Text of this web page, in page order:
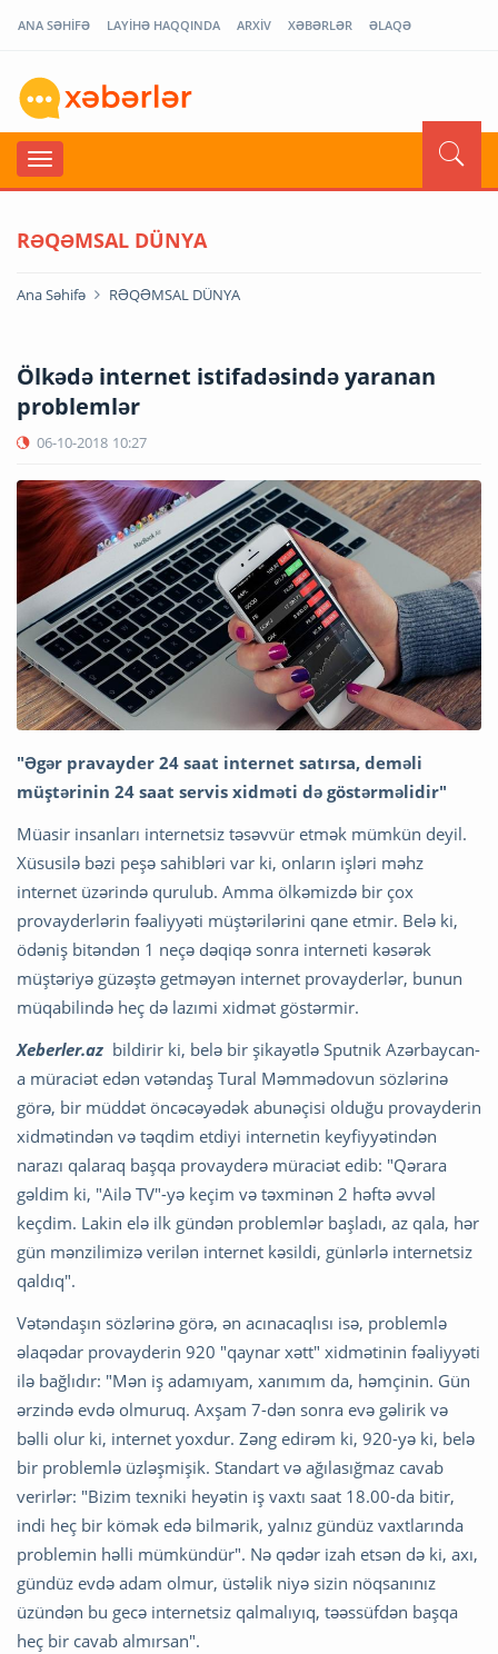
ANA SƏHİFƏ LAYİHƏ HAQQINDA ARXİV XƏBƏRLƏR ƏLAQƏ
RƏQƏMSAL DÜNYA
Ana Səhifə RƏQƏMSAL DÜNYA
Ölkədə internet istifadəsində yaranan
problemlər
06-10-2018 10:27
"Əgər pravayder 24 saat internet satırsa, deməli
müştərinin 24 saat servis xidməti də göstərməlidir"
Müasir insanları internetsiz təsəvvür etmək mümkün deyil.
Xüsusilə bəzi peşə sahibləri var ki, onların işləri məhz
internet üzərində qurulub. Amma ölkəmizdə bir çox
provayderlərin fəaliyyəti müştərilərini qane etmir. Belə ki,
ödəniş bitəndən 1 neçə dəqiqə sonra interneti kəsərək
müştəriyə güzəştə getməyən internet provayderlər, bunun
müqabilində heç də lazımi xidmət göstərmir.
Xeberler.az bildirir ki, belə bir şikayətlə Sputnik Azərbaycan-
a müraciət edən vətəndaş Tural Məmmədovun sözlərinə
görə, bir müddət öncəcəyədək abunəçisi olduğu provayderin
xidmətindən və təqdim etdiyi internetin keyfiyyətindən
narazı qalaraq başqa provayderə müraciət edib: "Qərara
gəldim ki, "Ailə TV"-yə keçim və təxminən 2 həftə əvvəl
keçdim. Lakin elə ilk gündən problemlər başladı, az qala, hər
gün mənzilimizə verilən internet kəsildi, günlərlə internetsiz
qaldıq".
Vətəndaşın sözlərinə görə, ən acınacaqlısı isə, problemlə
əlaqədar provayderin 920 "qaynar xətt" xidmətinin fəaliyyəti
ilə bağlıdır: "Mən iş adamıyam, xanımım da, həmçinin. Gün
ərzində evdə olmuruq. Axşam 7-dən sonra evə gəlirik və
bəlli olur ki, internet yoxdur. Zəng edirəm ki, 920-yə ki, belə
bir problemlə üzləşmişik. Standart və ağılasığmaz cavab
verirlər: "Bizim texniki heyətin iş vaxtı saat 18.00-da bitir,
indi heç bir kömək edə bilmərik, yalnız gündüz vaxtlarında
problemin həlli mümkündür". Nə qədər izah etsən də ki, axı,
gündüz evdə adam olmur, üstəlik niyə sizin nöqsanınız
üzündən bu gecə internetsiz qalmalıyıq, təəssüfdən başqa
heç bir cavab almırsan".